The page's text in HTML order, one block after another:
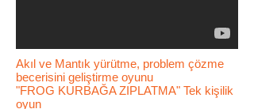
Akıl ve Mantık yürütme, problem çözme
becerisini geliştirme oyunu
"FROG KURBAĞA ZIPLATMA" Tek kişilik
oyun